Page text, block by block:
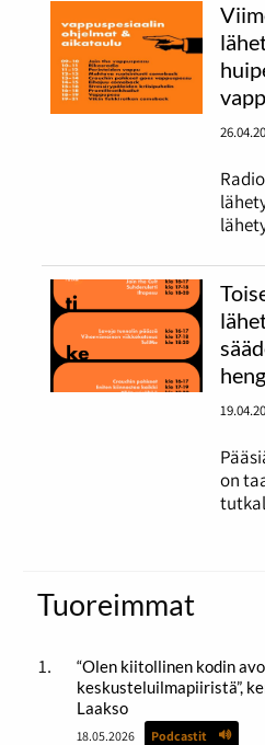
on
Tuoreimmat
“Olen kiitollinen kodin
keskusteluilmapiiristä”,
Laakso
18.05.2026 Podcastit